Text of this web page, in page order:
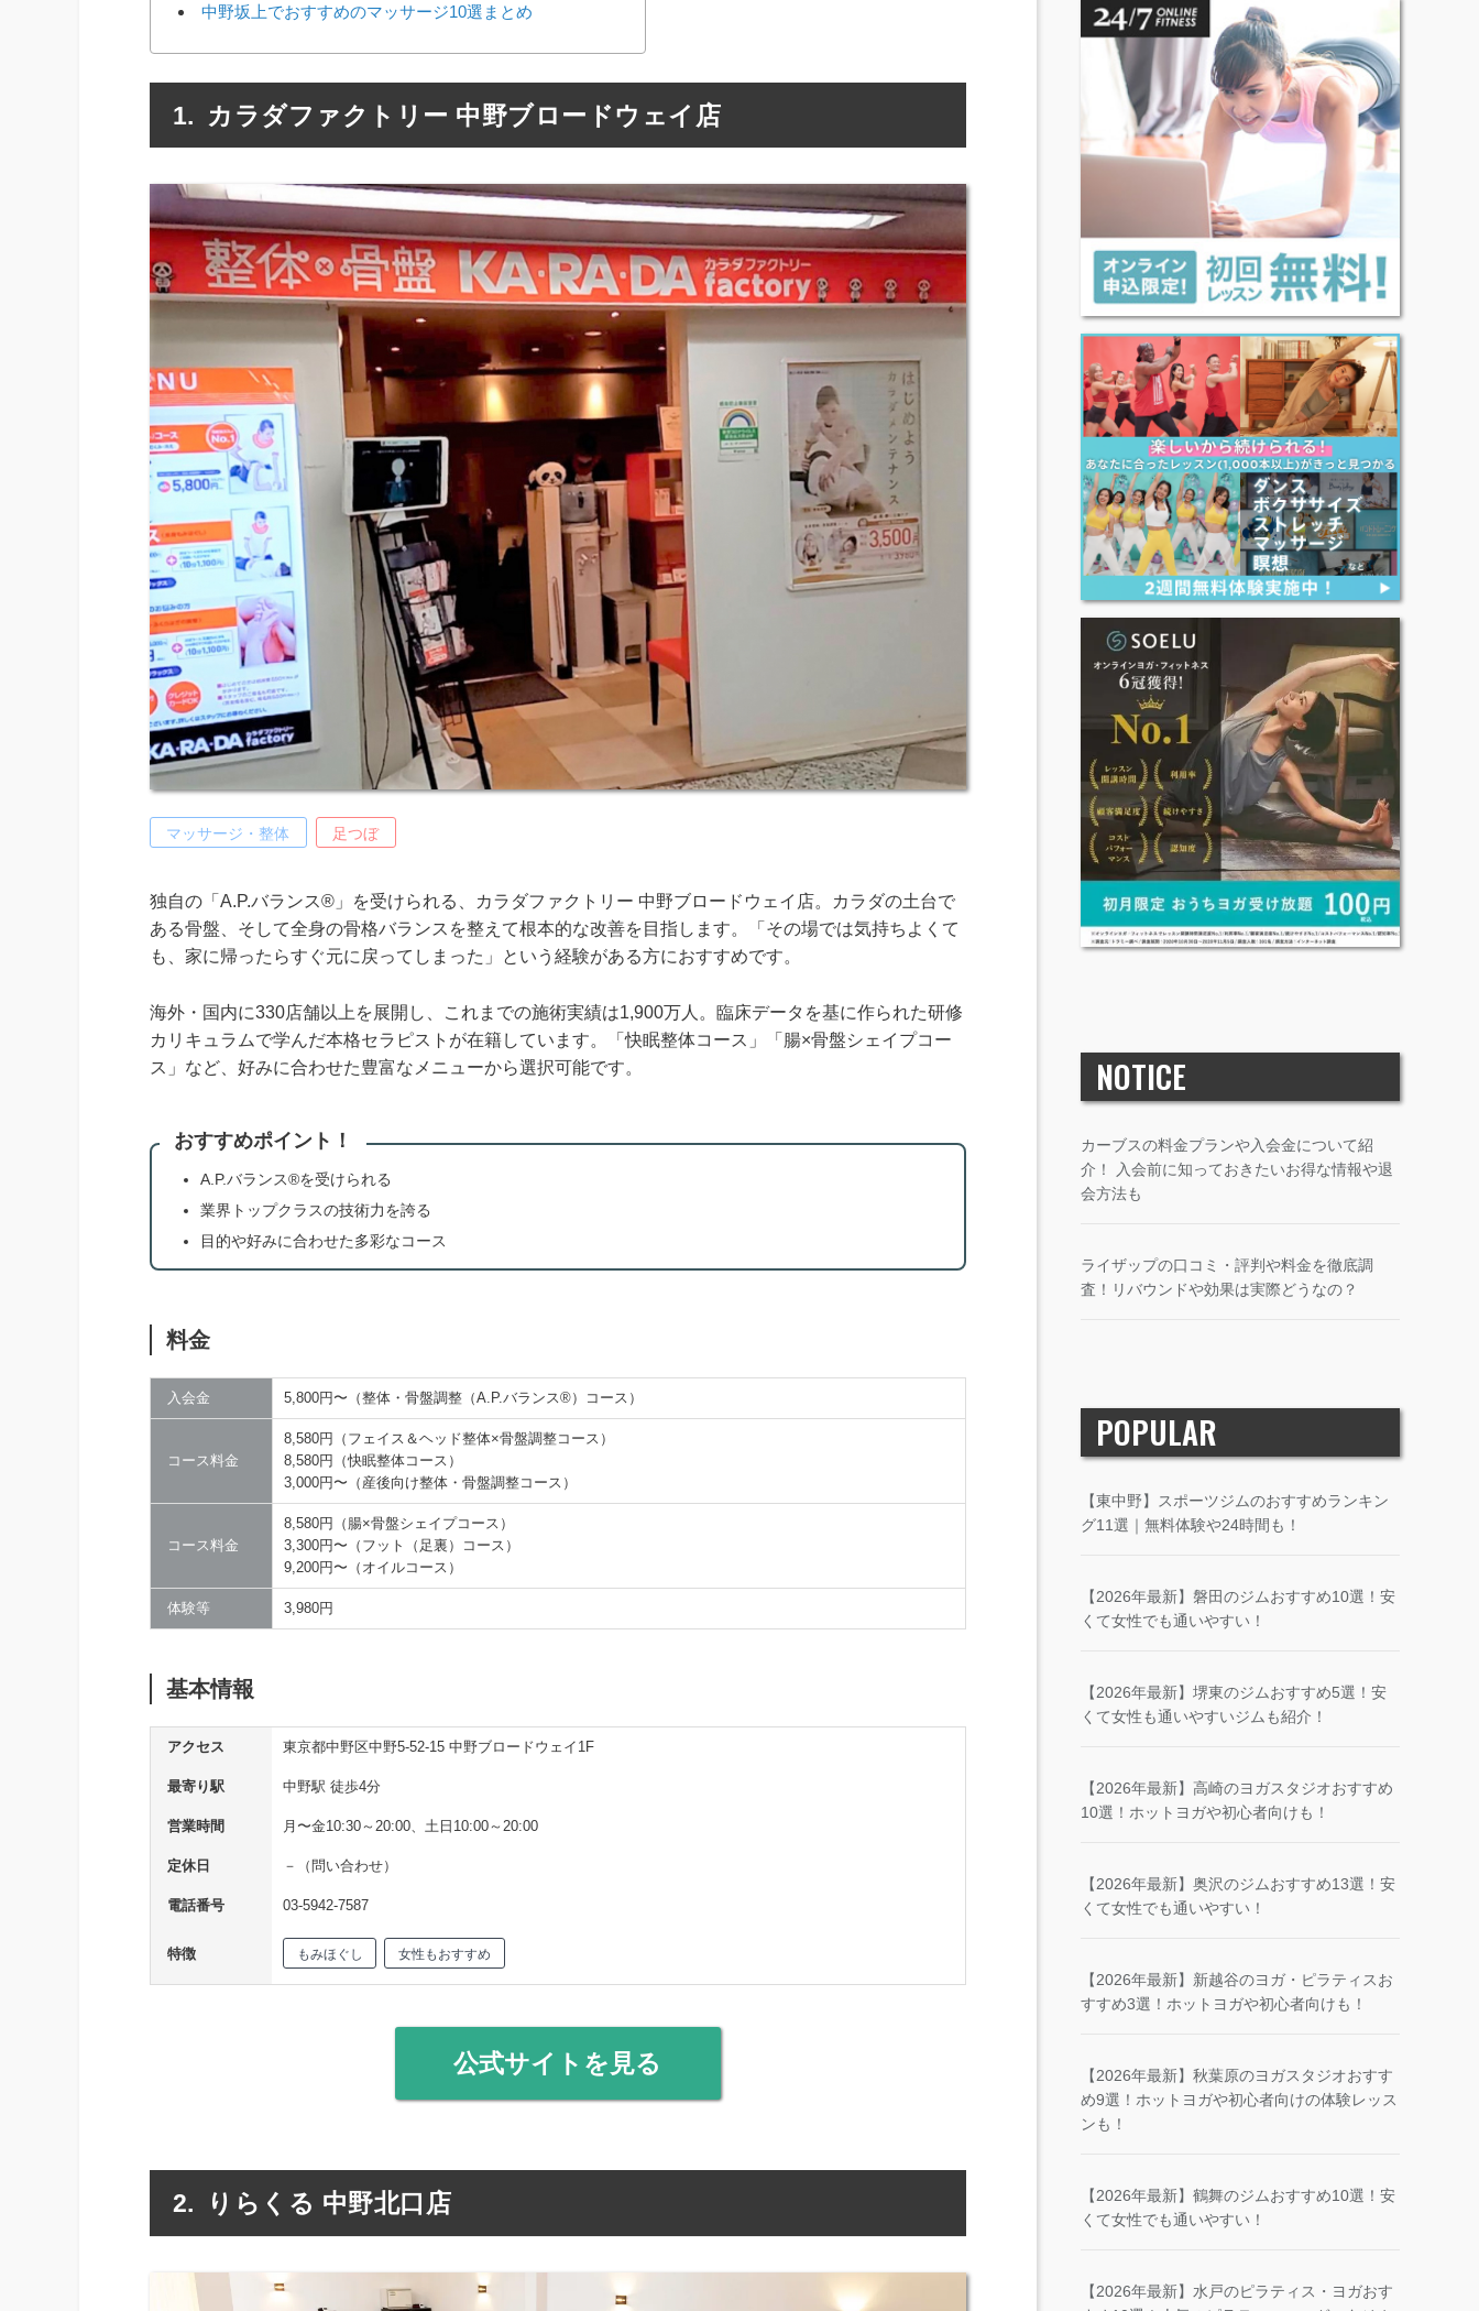
中野坂上でおすすめのマッサージ10選まとめ
カラダファクトリー 中野ブロードウェイ店
マッサージ・整体 足つぼ
独自の「A.P.バランス®」を受けられる、カラダファクトリー 中野ブロードウェイ店。カラダの土台で
ある骨盤、そして全身の骨格バランスを整えて根本的な改善を目指します。「その場では気持ちよくて
も、家に帰ったらすぐ元に戻ってしまった」という経験がある方におすすめです。
海外・国内に330店舗以上を展開し、これまでの施術実績は1,900万人。臨床データを基に作られた研修
カリキュラムで学んだ本格セラピストが在籍しています。「快眠整体コース」「腸×骨盤シェイプコー
ス」など、好みに合わせた豊富なメニューから選択可能です。
おすすめポイント！
A.P.バランス®を受けられる
業界トップクラスの技術力を誇る
目的や好みに合わせた多彩なコース
料金
入会金 5,800円〜（整体・骨盤調整（A.P.バランス®）コース）
コース料金
8,580円（フェイス＆ヘッド整体×骨盤調整コース）
8,580円（快眠整体コース）
3,000円〜（産後向け整体・骨盤調整コース）
コース料金
8,580円（腸×骨盤シェイプコース）
3,300円〜（フット（足裏）コース）
9,200円〜（オイルコース）
体験等 3,980円
基本情報
アクセス 東京都中野区中野5-52-15 中野ブロードウェイ1F
最寄り駅 中野駅 徒歩4分
営業時間 月〜金10:30～20:00、土日10:00～20:00
定休日 －（問い合わせ）
電話番号 03-5942-7587
特徴 もみほぐし 女性もおすすめ
公式サイトを見る
りらくる 中野北口店
NOTICE
カーブスの料金プランや入会金について紹
介！ 入会前に知っておきたいお得な情報や退
会方法も
ライザップの口コミ・評判や料金を徹底調
査！リバウンドや効果は実際どうなの？
POPULAR
【東中野】スポーツジムのおすすめランキン
グ11選｜無料体験や24時間も！
【2026年最新】磐田のジムおすすめ10選！安
くて女性でも通いやすい！
【2026年最新】堺東のジムおすすめ5選！安
くて女性も通いやすいジムも紹介！
【2026年最新】高崎のヨガスタジオおすすめ
10選！ホットヨガや初心者向けも！
【2026年最新】奥沢のジムおすすめ13選！安
くて女性でも通いやすい！
【2026年最新】新越谷のヨガ・ピラティスお
すすめ3選！ホットヨガや初心者向けも！
【2026年最新】秋葉原のヨガスタジオおすす
め9選！ホットヨガや初心者向けの体験レッス
ンも！
【2026年最新】鶴舞のジムおすすめ10選！安
くて女性でも通いやすい！
【2026年最新】水戸のピラティス・ヨガおす